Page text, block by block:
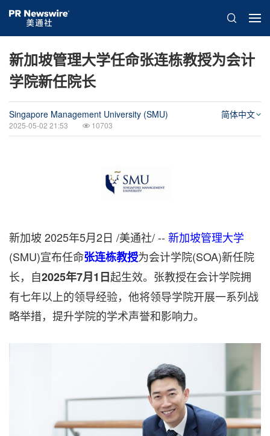
新加坡管理大学任命张连栋教授为会计
学院新任院长
Singapore Management University (SMU)
2025-05-02 21:53 10703
简体中文
新加坡 2025年5月2日 /美通社/ -- 新加坡管理大学
(SMU)宣布任命张连栋教授为会计学院(SOA)新任院
长，自2025年7月1日起生效。张教授在会计学院拥
有七年以上的领导经验，他将领导学院开展一系列战
略举措，提升学院的学术声誉和影响力。